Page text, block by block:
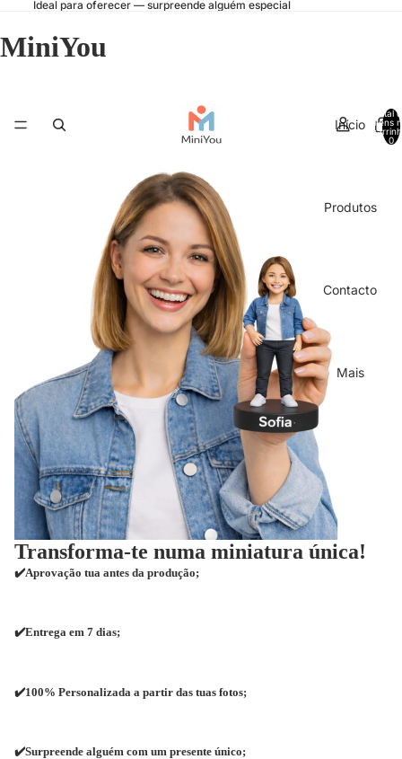
Ideal para oferecer — surpreende alguém especial
MiniYou
Início
Produtos
Contacto
Mais
Total
itens
0
Transforma-te numa miniatura única!
✔️Aprovação tua antes da produção;
✔️Entrega em 7 dias;
✔️100% Personalizada a partir das tuas fotos;
✔️Surpreende alguém com um presente único;